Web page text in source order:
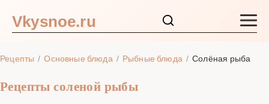
Vkysnoe.ru
Основные блюда
Рецепты Основные блюда Рыбные блюда Солёная рыба
Рецепты соленой рыбы